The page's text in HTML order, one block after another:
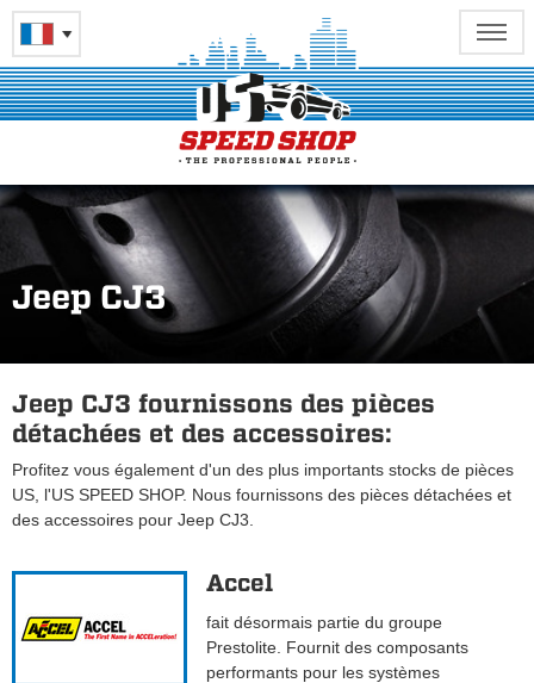
Jeep CJ3
Jeep CJ3 fournissons des pièces
détachées et des accessoires:
Profitez vous également d'un des plus importants stocks de pièces
US, l'US SPEED SHOP. Nous fournissons des pièces détachées et
des accessoires pour Jeep CJ3.
Accel
fait désormais partie du groupe
Prestolite. Fournit des composants
performants pour les systèmes